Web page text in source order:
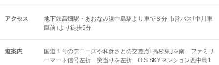
アクセス
地下鉄高畑駅・あおなみ線中島駅より車で８分 市営バス｢中川車
庫前｣より徒歩5分
道案内
国道１号のデニーズや和食さとの交差点｢高杉東｣を南 ファミリ
ーマート信号左折 突当りを左折 O.S SKYマンション西中島1